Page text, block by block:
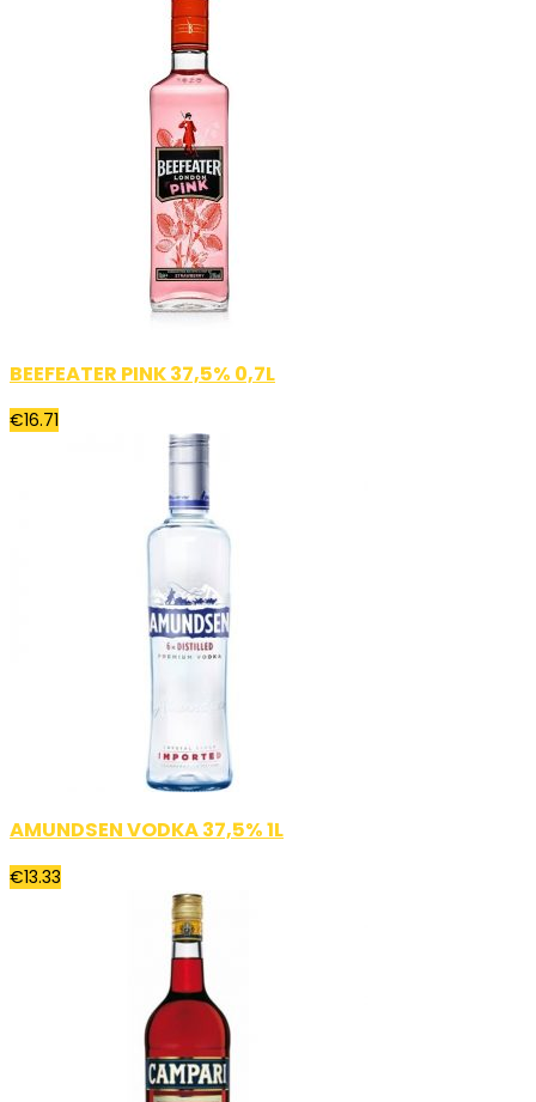
BEEFEATER PINK 37,5% 0,7L
€16.71
AMUNDSEN VODKA 37,5% 1L
€13.33